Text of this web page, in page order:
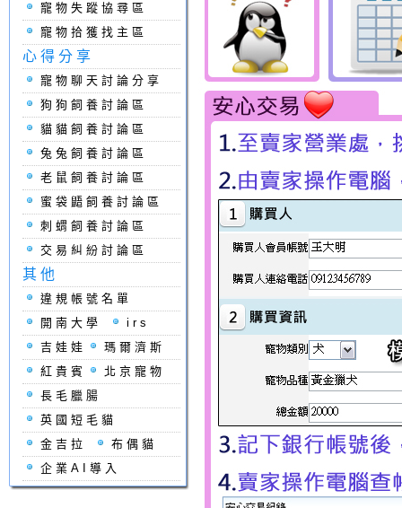
寵物失蹤協尋區
寵物拾獲找主區
心得分享
寵物聊天討論分享
狗狗飼養討論區
貓貓飼養討論區
兔兔飼養討論區
老鼠飼養討論區
蜜袋鼯飼養討論區
刺蝟飼養討論區
交易糾紛討論區
其他
違規帳號名單
開南大學
irs
吉娃娃
瑪爾濟斯
紅貴賓
北京寵物
長毛臘腸
英國短毛貓
金吉拉
布偶貓
企業AI導入